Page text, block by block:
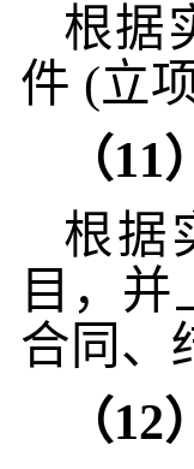
根据
件 (立
（11
根据
目，并
合同、
（12